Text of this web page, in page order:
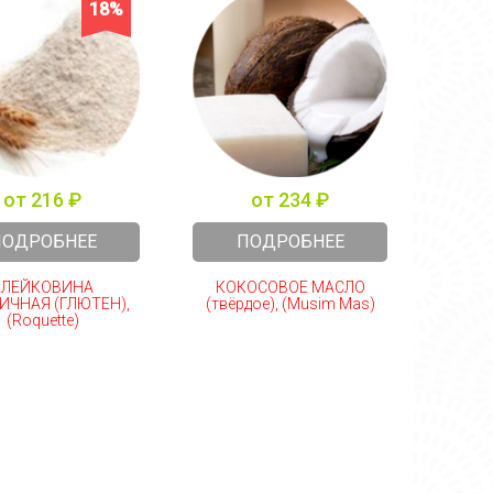
18%
от 216 ₽
(ГЛЮТЕН),
(Roquette)
от 234 ₽
ПОДРОБНЕЕ
КОКОСОВОЕ МАСЛО
(твёрдое), (Musim Mas)